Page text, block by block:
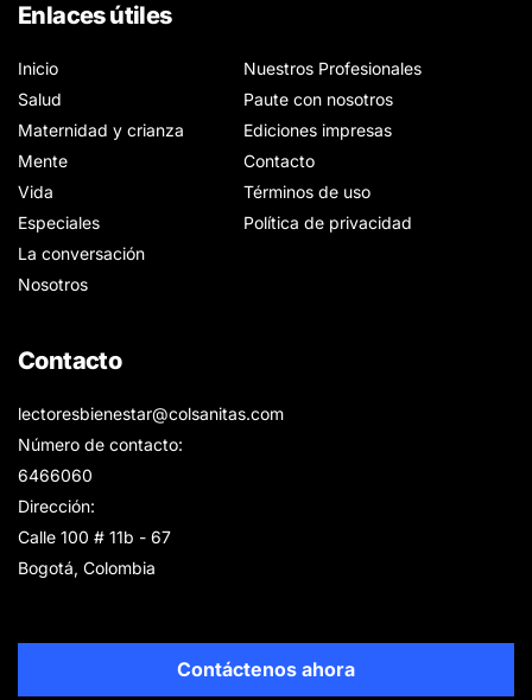
Enlaces útiles
Inicio
Salud
Maternidad y crianza
Mente
Vida
Especiales
La conversación
Nosotros
Nuestros Profesionales
Paute con nosotros
Ediciones impresas
Contacto
Términos de uso
Política de privacidad
Contacto
lectoresbienestar@colsanitas.com
Número de contacto:
6466060
Dirección:
Calle 100 # 11b - 67
Bogotá, Colombia
Contáctenos ahora